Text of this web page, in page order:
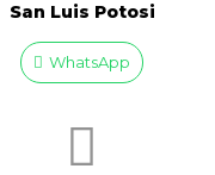
San Luis Potosi
WhatsApp